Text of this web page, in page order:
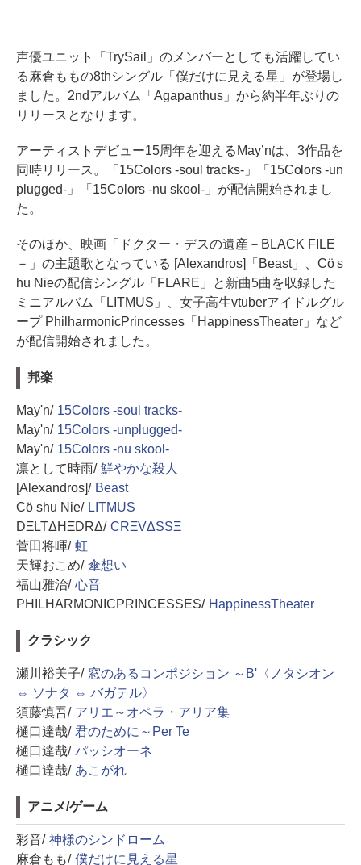
声優ユニット「TrySail」のメンバーとしても活躍してい
る麻倉ももの8thシングル「僕だけに見える星」が登場し
ました。2ndアルバム「Agapanthus」から約半年ぶりの
リリースとなります。
アーティストデビュー15周年を迎えるMay’nは、3作品を
同時リリース。「15Colors -soul tracks-」「15Colors -un
plugged-」「15Colors -nu skool-」が配信開始されまし
た。
そのほか、映画「ドクター・デスの遺産－BLACK FILE
－」の主題歌となっている [Alexandros]「Beast」、Cö s
hu Nieの配信シングル「FLARE」と新曲5曲を収録した
ミニアルバム「LITMUS」、女子高生vtuberアイドルグル
ープ PhilharmonicPrincesses「HappinessTheater」など
が配信開始されました。
邦楽
May'n/15Colors -soul tracks-
May'n/15Colors -unplugged-
May'n/15Colors -nu skool-
凛として時雨/鮮やかな殺人
[Alexandros]/Beast
Cö shu Nie/LITMUS
DΞLTΔHΞDRΔ/CRΞVΔSSΞ
菅田将暉/虹
天輝おこめ/傘想い
福山雅治/心音
PHILHARMONICPRINCESSES/HappinessTheater
クラシック
瀬川裕美子/窓のあるコンポジション ～B'〈ノタシオン
⇔ ソナタ ⇔ バガテル〉
須藤慎吾/アリエ～オペラ・アリア集
樋口達哉/君のために～Per Te
樋口達哉/パッシオーネ
樋口達哉/あこがれ
アニメ/ゲーム
彩音/神様のシンドローム
麻倉もも/僕だけに見える星